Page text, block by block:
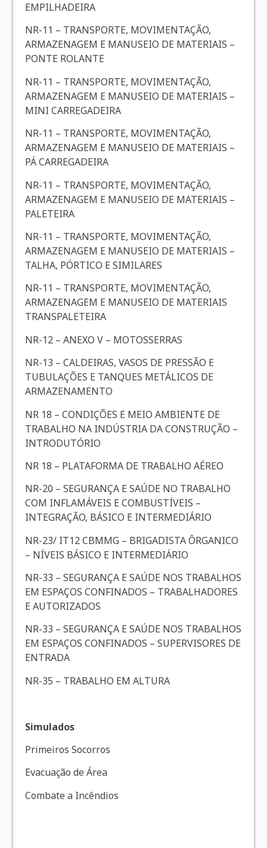
EMPILHADEIRA
NR-11 – TRANSPORTE, MOVIMENTAÇÃO,
ARMAZENAGEM E MANUSEIO DE MATERIAIS –
PONTE ROLANTE
NR-11 – TRANSPORTE, MOVIMENTAÇÃO,
ARMAZENAGEM E MANUSEIO DE MATERIAIS –
MINI CARREGADEIRA
NR-11 – TRANSPORTE, MOVIMENTAÇÃO,
ARMAZENAGEM E MANUSEIO DE MATERIAIS –
PÁ CARREGADEIRA
NR-11 – TRANSPORTE, MOVIMENTAÇÃO,
ARMAZENAGEM E MANUSEIO DE MATERIAIS –
PALETEIRA
NR-11 – TRANSPORTE, MOVIMENTAÇÃO,
ARMAZENAGEM E MANUSEIO DE MATERIAIS –
TALHA, PÓRTICO E SIMILARES
NR-11 – TRANSPORTE, MOVIMENTAÇÃO,
ARMAZENAGEM E MANUSEIO DE MATERIAIS
TRANSPALETEIRA
NR-12 – ANEXO V – MOTOSSERRAS
NR-13 – CALDEIRAS, VASOS DE PRESSÃO E
TUBULAÇÕES E TANQUES METÁLICOS DE
ARMAZENAMENTO
NR 18 – CONDIÇÕES E MEIO AMBIENTE DE
TRABALHO NA INDÚSTRIA DA CONSTRUÇÃO –
INTRODUTÓRIO
NR 18 – PLATAFORMA DE TRABALHO AÉREO
NR-20 – SEGURANÇA E SAÚDE NO TRABALHO
COM INFLAMÁVEIS E COMBUSTÍVEIS –
INTEGRAÇÃO, BÁSICO E INTERMEDIÁRIO
NR-23/ IT12 CBMMG – BRIGADISTA ÔRGANICO
– NÍVEIS BÁSICO E INTERMEDIÁRIO
NR-33 – SEGURANÇA E SAÚDE NOS TRABALHOS
EM ESPAÇOS CONFINADOS – TRABALHADORES
E AUTORIZADOS
NR-33 – SEGURANÇA E SAÚDE NOS TRABALHOS
EM ESPAÇOS CONFINADOS – SUPERVISORES DE
ENTRADA
NR-35 – TRABALHO EM ALTURA
Simulados
Primeiros Socorros
Evacuação de Área
Combate a Incêndios